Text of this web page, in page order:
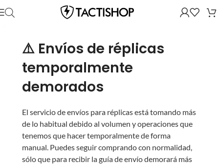
⚠️ Envíos de réplicas
temporalmente
demorados
El servicio de envíos para réplicas está tomando más
de lo habitual debido al volumen y operaciones que
tenemos que hacer temporalmente de forma
manual. Puedes seguir comprando con normalidad,
sólo que para recibir la guía de envío demorará más